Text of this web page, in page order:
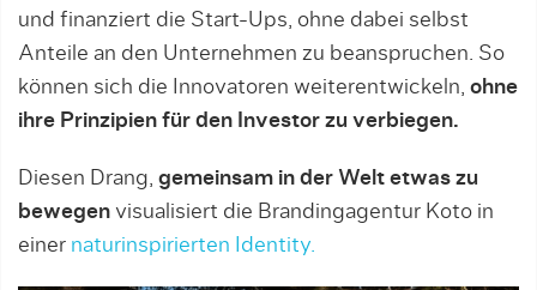
und finanziert die Start-Ups, ohne dabei selbst
Anteile an den Unternehmen zu beanspruchen. So
können sich die Innovatoren weiterentwickeln, ohne
ihre Prinzipien für den Investor zu verbiegen.
Diesen Drang, gemeinsam in der Welt etwas zu
bewegen visualisiert die Brandingagentur Koto in
einer naturinspirierten Identity.